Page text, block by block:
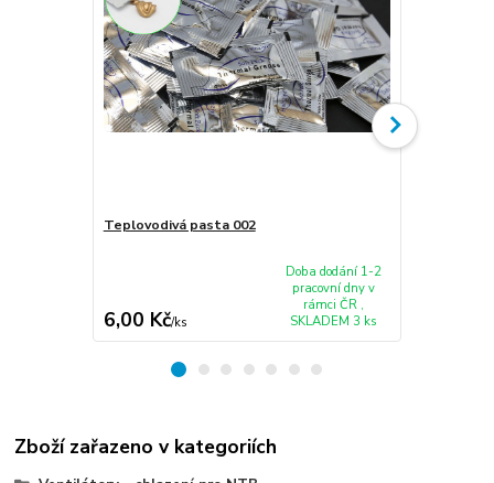
Teplovodivá pasta 002
6,00 Kč/ks
Doba dodání 1-2
pracovní dny v
rámci ČR ,
SKLADEM 3 ks
Zboží zařazeno v kategoriích